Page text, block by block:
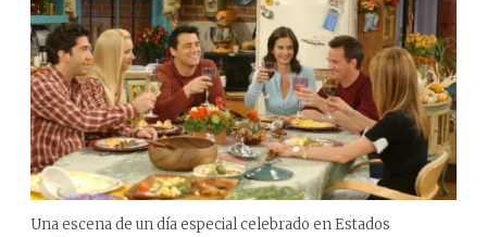
Una escena de un día especial celebrado en Estados